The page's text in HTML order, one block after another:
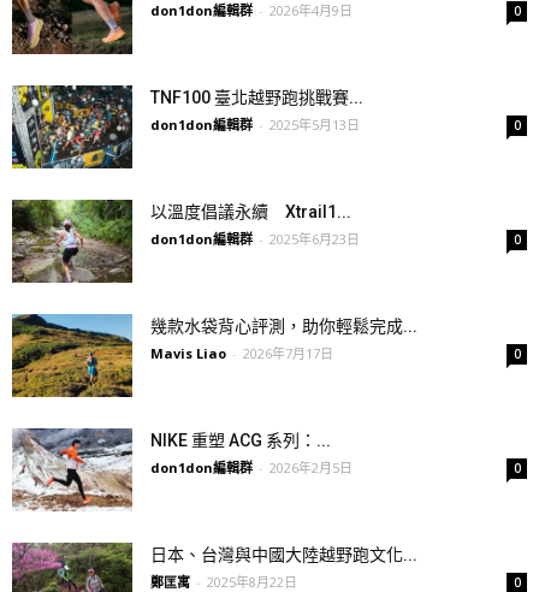
don1don編輯群 - 2026年4月9日 0
TNF100 臺北越野跑挑戰賽...
don1don編輯群 - 2025年5月13日 0
以溫度倡議永續 Xtrail1...
don1don編輯群 - 2025年6月23日 0
幾款水袋背心評測，助你輕鬆完成...
Mavis Liao - 2026年7月17日 0
NIKE 重塑 ACG 系列：...
don1don編輯群 - 2026年2月5日 0
日本、台灣與中國大陸越野跑文化...
鄭匡寓 - 2025年8月22日 0